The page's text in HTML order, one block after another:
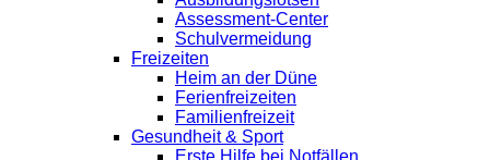
Assessment-Center
Schulvermeidung
Freizeiten
Heim an der Düne
Ferienfreizeiten
Familienfreizeit
Gesundheit & Sport
Erste Hilfe bei Notfällen